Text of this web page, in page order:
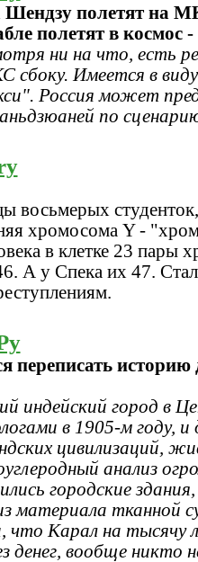
полетят на
полетят в космос -
ни на что, есть
сбоку. Имеется в
Россия может
по
восьмерых
хромосома Y -
в клетке 23 пары
А у Спека их 47.
переписать историю
индейский город в
в 1905-м году, и
цивилизаций,
анализ
городские
материала тканной
что Карал на тысячу
денег, вообще никто